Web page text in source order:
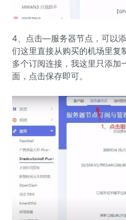
4、点击—服务器节点，可以
们这里直接从购买的机场里复
多个订阅连接，我这里只添加
面，点击保存即可。